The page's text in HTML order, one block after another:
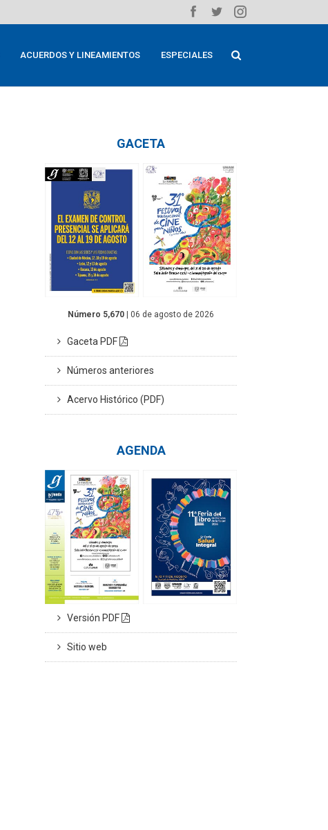
ACUERDOS Y LINEAMIENTOS ESPECIALES
GACETA
Número 5,670 | 06 de agosto de 2026
Gaceta PDF
Números anteriores
Acervo Histórico (PDF)
AGENDA
Versión PDF
Sitio web